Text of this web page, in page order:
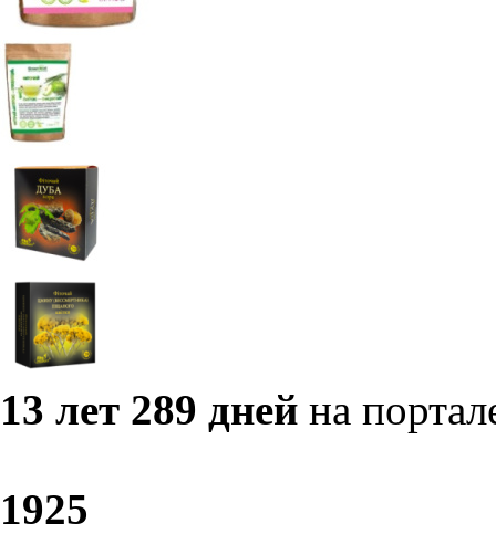
13 лет 289 дней на
1925